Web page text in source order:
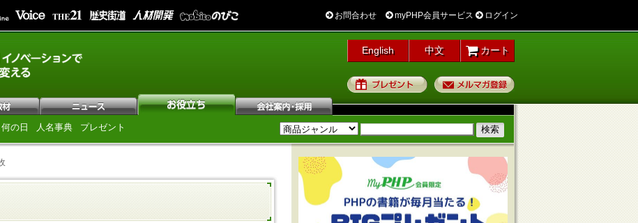
お問合わせ myPHP会員サービス ログイン
English 中文 カート
プレゼント
何の日 人名事典 プレゼント